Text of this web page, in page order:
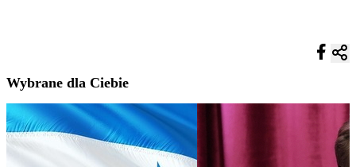
Wybrane dla Ciebie